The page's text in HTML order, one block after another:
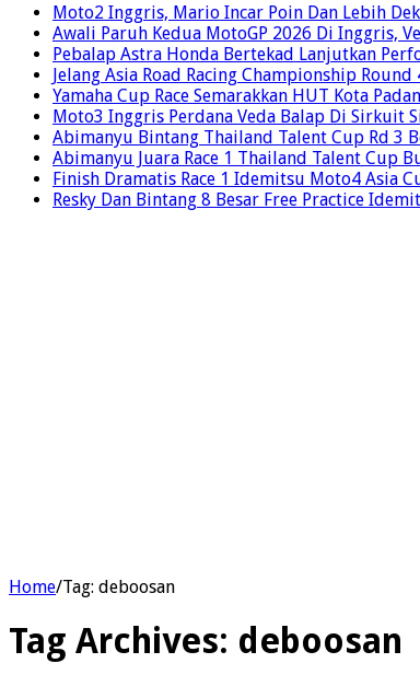
Moto2 Inggris, Mario Incar Poin Dan Lebih
Awali Paruh Kedua MotoGP 2026 Di Inggris,
Pebalap Astra Honda Bertekad Lanjutkan
Jelang Asia Road Racing Championship
Yamaha Cup Race Semarakkan HUT Kota
Moto3 Inggris Perdana Veda Balap Di Sirkuit
Abimanyu Bintang Thailand Talent Cup Rd 3
Abimanyu Juara Race 1 Thailand Talent Cup
Finish Dramatis Race 1 Idemitsu Moto4 Asia
Resky Dan Bintang 8 Besar Free Practice
Home/Tag: deboosan
Tag Archives: deboosan